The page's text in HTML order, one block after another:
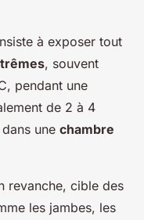
à exposer tout
, souvent
pendant une
de 2 à 4
une chambre
revanche, cible des
les jambes, les